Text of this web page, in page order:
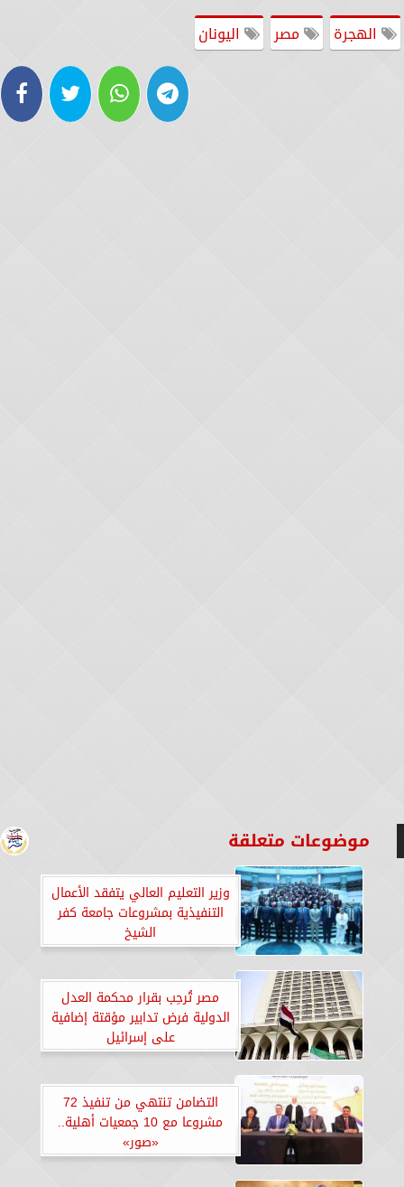
الهجرة
مصر اليونان
موضوعات متعلقة
وزير التعليم العالي يتفقد الأعمال
التنفيذية بمشروعات جامعة كفر
الشيخ
مصر تُرحِب بقرار محكمة العدل
الدولية فرض تدابير مؤقتة إضافية
على إسرائيل
التضامن تنتهي من تنفيذ 72
مشروعا مع 10 جمعيات أهلية..
«صور»